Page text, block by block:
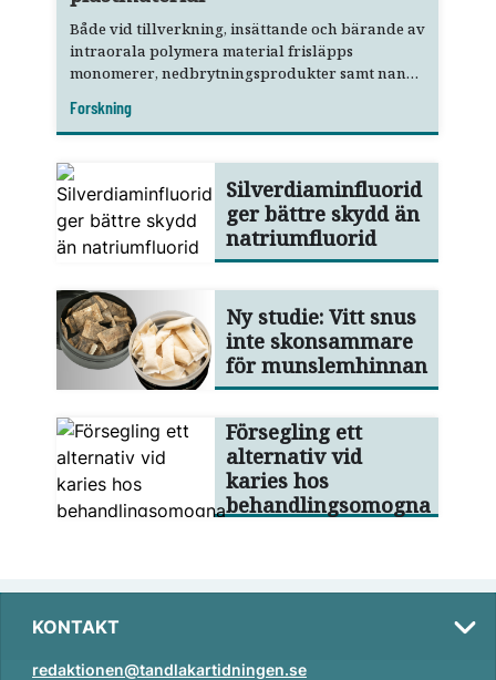
Både vid tillverkning, insättande och bärande av
intraorala polymera material frisläpps
monomerer, nedbrytningsprodukter samt nano-
Forskning
Silverdiaminfluorid
ger bättre skydd än
natriumfluorid
Ny studie: Vitt snus
inte skonsammare
för munslemhinnan
Försegling ett
alternativ vid
karies hos
behandlingsomogna
KONTAKT
redaktionen@tandlakartidningen.se